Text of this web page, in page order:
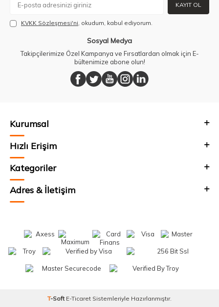
KAYIT OL
KVKK Sözleşmesi'ni, okudum, kabul ediyorum.
Sosyal Medya
Takipçilerimize Özel Kampanya ve Fırsatlardan olmak için E-
bültenimize abone olun!
Kurumsal
Hızlı Erişim
Kategoriler
Adres & İletişim
T-Soft E-Ticaret Sistemleriyle Hazırlanmıştır.